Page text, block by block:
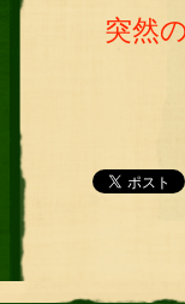
突然